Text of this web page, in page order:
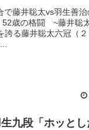
藤井聡太vs羽生善
52歳の格闘 ~藤井聡
る藤井聡太六冠（２
九段「ホッと